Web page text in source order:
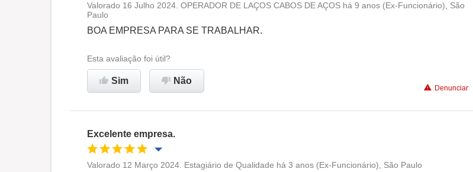
Oportunidade de promoção
Recomenda esta empresa
Valorado 16 Julho 2024. OPERADOR DE LAÇOS CABOS DE AÇOS há 9 anos (Ex-Funcionário), São
Paulo
BOA EMPRESA PARA SE TRABALHAR.
Esta avaliação foi útil?
Sim Não
Denunciar
Excelente empresa.
Valorado 12 Março 2024. Estagiário de Qualidade há 3 anos (Ex-Funcionário), São Paulo